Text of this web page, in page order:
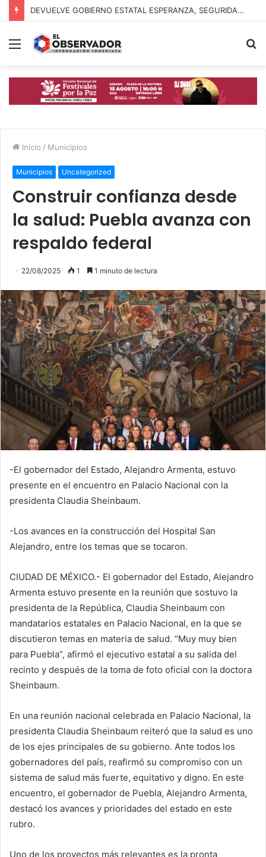
DEVUELVE GOBIERNO ESTATAL ESPERANZA, SEGURIDAD Y BIENESTAR A MUJERES DE LA PERIFERIA URBANA
Menú
Inicio / Municipios
Municipios Uncategorized
Construir confianza desde
la salud: Puebla avanza con
respaldo federal
22/08/2025 1 1 minuto de lectura
-El gobernador del Estado, Alejandro Armenta, estuvo
presente en el encuentro en Palacio Nacional con la
presidenta Claudia Sheinbaum.
-Los avances en la construcción del Hospital San
Alejandro, entre los temas que se tocaron.
CIUDAD DE MÉXICO.- El gobernador del Estado, Alejandro
Armenta estuvo presente en la reunión que sostuvo la
presidenta de la República, Claudia Sheinbaum con
mandatarios estatales en Palacio Nacional, en la que se
discutieron temas en materia de salud. “Muy muy bien
para Puebla”, afirmó el ejecutivo estatal a su salida del
recinto y después de la toma de foto oficial con la doctora
Sheinbaum.
En una reunión nacional celebrada en Palacio Nacional, la
presidenta Claudia Sheinbaum reiteró que la salud es uno
de los ejes principales de su gobierno. Ante todos los
gobernadores del país, reafirmó su compromiso con un
sistema de salud más fuerte, equitativo y digno. En este
encuentro, el gobernador de Puebla, Alejandro Armenta,
destacó los avances y prioridades del estado en este
rubro.
Uno de los proyectos más relevantes es la pronta